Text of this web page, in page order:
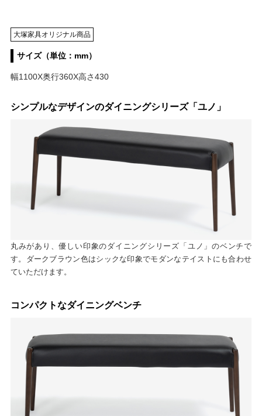
大塚家具オリジナル商品
サイズ（単位：mm）
幅1100X奥行360X高さ430
シンプルなデザインのダイニングシリーズ「ユノ」
丸みがあり、優しい印象のダイニングシリーズ「ユノ」のベンチで
す。ダークブラウン色はシックな印象でモダンなテイストにも合わせ
ていただけます。
コンパクトなダイニングベンチ